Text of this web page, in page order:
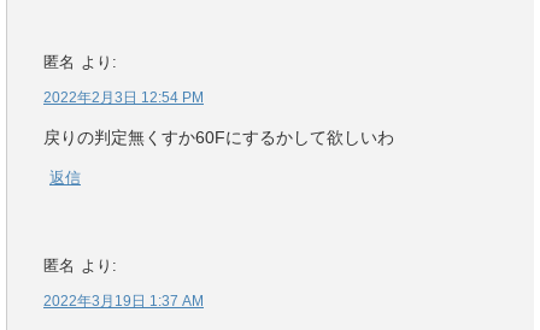
匿名 より:
2022年2月3日 12:54 PM
戻りの判定無くすか60Fにするかして欲しいわ
返信
匿名 より:
2022年3月19日 1:37 AM